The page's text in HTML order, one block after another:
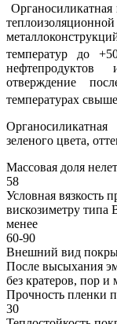
температур до
отверждение
температурах
зеленого цвета,
Массовая доля
58
Условная вязкость
вискозиметру типа
менее
60-90
Внешний вид
После высыхания
без кратеров, пор
Прочность пленки
30